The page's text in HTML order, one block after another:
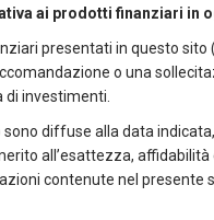
Sicav
di
ai prodotti finanziari in
presentati in questo
o una
investimenti.
diffuse alla data
all’esattezza,
contenute nel